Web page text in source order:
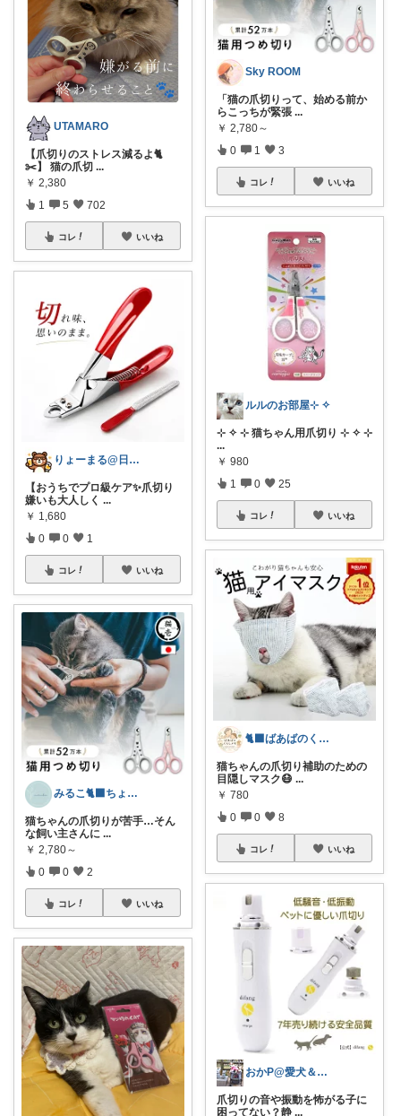
UTAMARO
【爪切りのストレス減るよ🐈
✂️】 猫の爪切 ...
￥ 2,380
1 5 702
コレ いいね
りょーまる@日用品×ファッション
【おうちでプロ級ケア✨爪切り
嫌いも大人しく ...
￥ 1,680
0 0 1
コレ いいね
みるこ🐈‍⬛ちょっと楽しい暮らしグッズ
猫ちゃんの爪切りが苦手…そん
な飼い主さんに ...
￥ 2,780～
0 0 2
コレ いいね
Sky ROOM
「猫の爪切りって、始める前か
らこっちが緊張 ...
￥ 2,780～
0 1 3
コレ いいね
ルルのお部屋⊹ ✧
⊹ ✧ ⊹ 猫ちゃん用爪切り ⊹ ✧ ⊹
...
￥ 980
1 0 25
コレ いいね
🐈‍⬛ばあばのくらしメモ🐾
猫ちゃんの爪切り補助のための
目隠しマスク😷 ...
￥ 780
0 0 8
コレ いいね
おかP@愛犬＆電脳生活
爪切りの音や振動を怖がる子に
困ってない？静 ...